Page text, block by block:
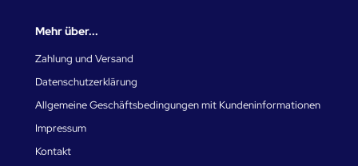
Mehr über...
Zahlung und Versand
Datenschutzerklärung
Allgemeine Geschäftsbedingungen mit Kundeninformationen
Impressum
Kontakt